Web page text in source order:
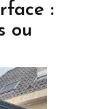
:
ou